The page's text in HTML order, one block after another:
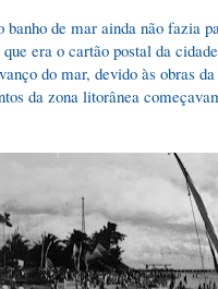
banho de mar ainda não fazia
era o cartão postal da
do mar, devido às obras
da zona litorânea